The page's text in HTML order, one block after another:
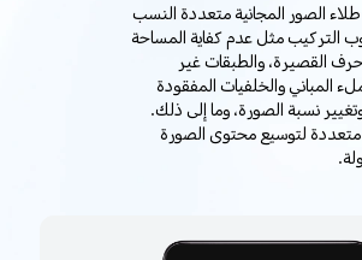
الصور المجانية متعددة النسب
التركيب مثل عدم كفاية المساحة
القصيرة، والطبقات غير
المباني والخلفيات المفقودة
نسبة الصورة، وما إلى ذلك.
لتوسيع محتوى الصورة